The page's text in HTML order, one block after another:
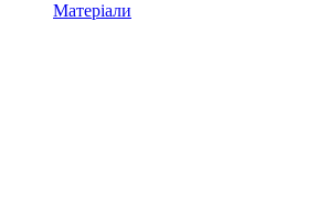
Матеріали